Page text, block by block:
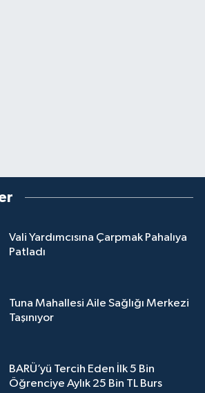
Vali Yardımcısına Çarpmak Pahalıya
Patladı
Tuna Mahallesi Aile Sağlığı Merkezi
Taşınıyor
BARÜ’yü Tercih Eden İlk 5 Bin
Öğrenciye Aylık 25 Bin TL Burs